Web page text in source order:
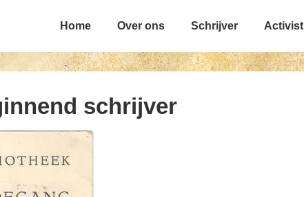
Main
Home Over ons Schrijver Activist
schrijver